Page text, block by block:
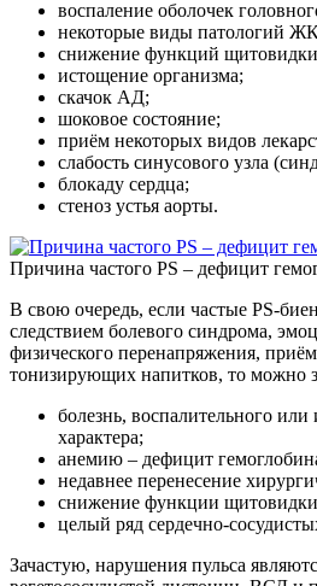
воспаление оболочек
некоторые виды патологий
снижение функций
истощение организма;
скачок АД;
шоковое состояние;
приём некоторых видов
слабость синусового узла
блокаду сердца;
стеноз устья аорты.
Причина частого PS – дефицит
В свою очередь, если частые PS-
следствием болевого синдрома,
физического перенапряжения,
тонизирующих напитков, то можно
болезнь, воспалительного
характера;
анемию – дефицит
недавнее перенесение
снижение функции
целый ряд сердечно-
Зачастую, нарушения пульса